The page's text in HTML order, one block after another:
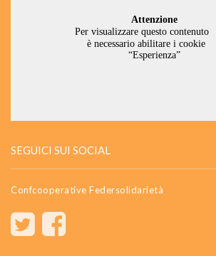
SEGUICI SUI SOCIAL
Confcooperative Federsolidarietà